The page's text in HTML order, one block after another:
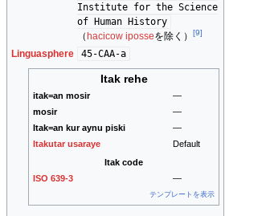
Institute for the Science
of Human History
（hacicow iposseを除く） [9]
Linguasphere 45-CAA-a
Itak rehe
itak=an mosir
—
mosir
—
Itak=an kur aynu piski
—
Itakutar usaraye
Default
Itak code
ISO 639-3
—
テンプレートを表示